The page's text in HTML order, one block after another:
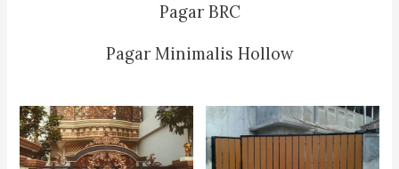
Pagar BRC
Pagar Minimalis Hollow